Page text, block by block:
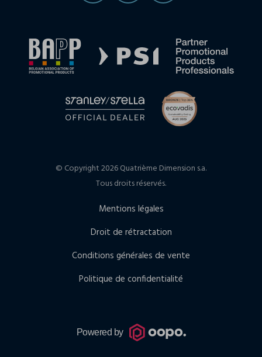
© Copyright 2026 Quatrième Dimension s.a.
Tous droits réservés.
Mentions légales
Droit de rétractation
Conditions générales de vente
Politique de confidentialité
Powered by